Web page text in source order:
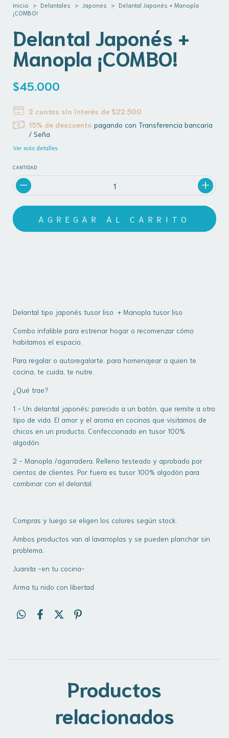
Inicio > Delantales > Japones > Delantal Japonés + Manopla
¡COMBO!
Delantal Japonés +
Manopla ¡COMBO!
$45.000
2 cuotas sin interés de $22.500
15% de descuento pagando con Transferencia bancaria
/ Seña
Ver más detalles
CANTIDAD
Delantal tipo japonés tusor liso + Manopla tusor liso
Combo infalible para estrenar hogar o recomenzar cómo
habitamos el espacio.
Para regalar o autoregalarte, para homenajear a quien te
cocina, te cuida, te nutre.
¿Qué trae?
1 - Un delantal japonés: parecido a un batón, que remite a otro
tipo de vida. El amor y el aroma en cocinas que visitamos de
chicos en un producto. Confeccionado en tusor 100%
algodón.
2 - Manopla /agarradera . Relleno testeado y aprobado por
cientos de clientes. Por fuera es tusor 100% algodón para
combinar con el delantal.
Compras y luego se eligen los colores según stock.
Ambos productos van al lavarroplas y se pueden planchar sin
problema.
Juanita -en tu cocina-
Arma tu nido con libertad
Productos
relacionados